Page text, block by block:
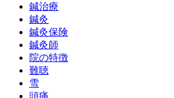
鍼治療
鍼灸
鍼灸保険
鍼灸師
院の特徴
難聴
雪
頭痛